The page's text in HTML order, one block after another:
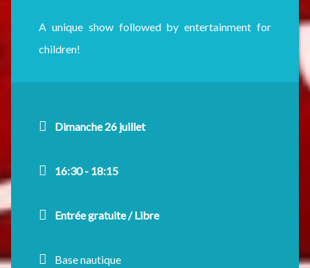
A unique show followed by entertainment for
children!
Dimanche 26 juillet
16:30 - 18:15
Entrée gratuite / Libre
Base nautique